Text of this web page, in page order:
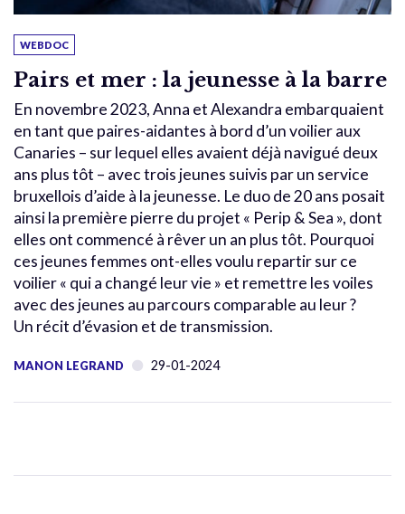
WEBDOC
Pairs et mer : la jeunesse à la barre
En novembre 2023, Anna et Alexandra embarquaient
en tant que paires-aidantes à bord d’un voilier aux
Canaries – sur lequel elles avaient déjà navigué deux
ans plus tôt – avec trois jeunes suivis par un service
bruxellois d’aide à la jeunesse. Le duo de 20 ans posait
ainsi la première pierre du projet « Perip & Sea », dont
elles ont commencé à rêver un an plus tôt. Pourquoi
ces jeunes femmes ont-elles voulu repartir sur ce
voilier « qui a changé leur vie » et remettre les voiles
avec des jeunes au parcours comparable au leur ?
Un récit d’évasion et de transmission.
MANON LEGRAND 29-01-2024